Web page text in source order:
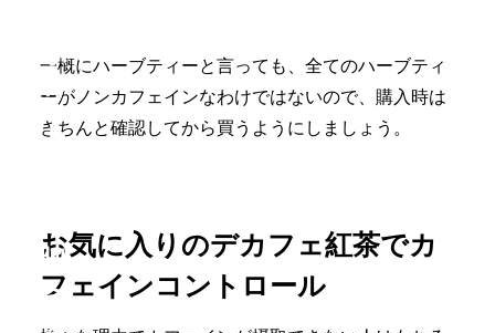
一概にハーブティーと言っても、全てのハーブティ
ーがノンカフェインなわけではないので、購入時は
きちんと確認してから買うようにしましょう。
お気に入りのデカフェ紅茶でカ
フェインコントロール
ホ
ッ
ト
映
え